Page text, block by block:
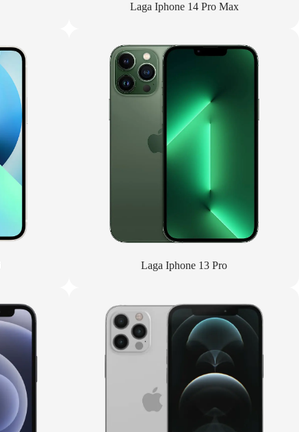
Laga Iphone 14 Pro Max
Laga Iphone 13 Pro